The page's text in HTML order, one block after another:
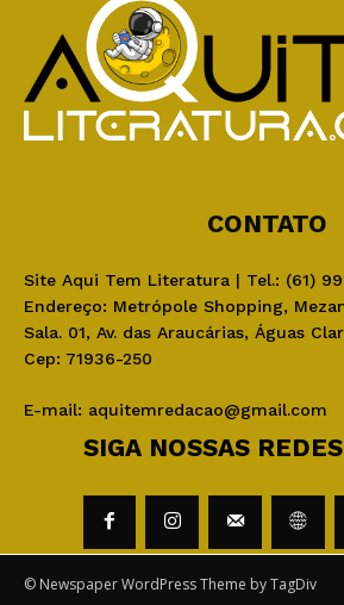
CONTATO
Site Aqui Tem Literatura | Tel.: (61)
Endereço: Metrópole Shopping,
Sala. 01, Av. das Araucárias, Águas
Cep: 71936-250
E-mail: aquitemredacao@gmail.com
SIGA NOSSAS
© Newspaper WordPress Theme by TagDiv